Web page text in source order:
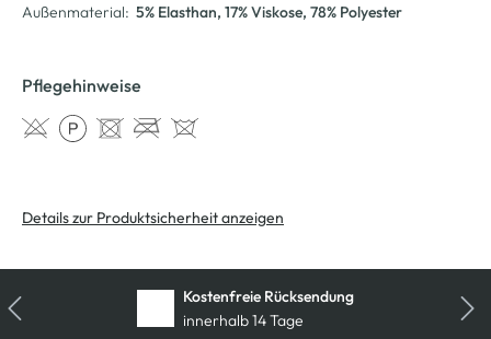
Außenmaterial: 5% Elasthan, 17% Viskose, 78% Polyester
Pflegehinweise
Details zur Produktsicherheit anzeigen
Kostenfreie Rücksendung
innerhalb 14 Tage